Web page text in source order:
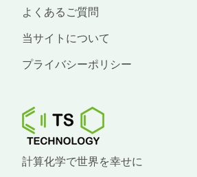
よくあるご質問
当サイトについて
プライバシーポリシー
計算化学で世界を幸せに